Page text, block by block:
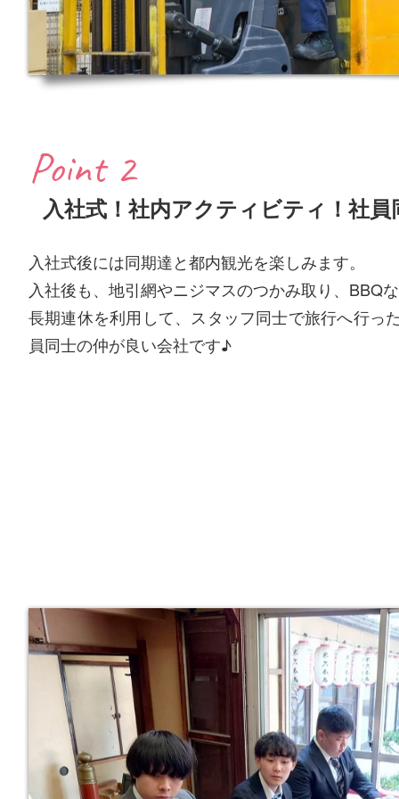
Point 2
入社式！社内アクティビティ！社
入社式後には同期達と都内観光を楽しみます。
入社後も、地引網やニジマスのつかみ取り、BBQ
長期連休を利用して、スタッフ同士で旅行へ行っ
員同士の仲が良い会社です♪